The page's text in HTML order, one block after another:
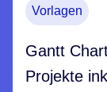
Vorlagen
Gantt
Projekte